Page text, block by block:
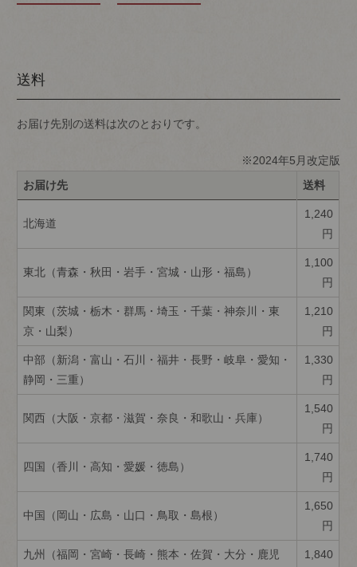
送料
お届け先別の送料は次のとおりです。
※2024年5月改定版
お届け先
送料
北海道
1,240
円
東北（青森・秋田・岩手・宮城・山形・福島）
1,100
円
関東（茨城・栃木・群馬・埼玉・千葉・神奈川・東
京・山梨）
1,210
円
中部（新潟・富山・石川・福井・長野・岐阜・愛知・
静岡・三重）
1,330
円
関西（大阪・京都・滋賀・奈良・和歌山・兵庫）
1,540
円
四国（香川・高知・愛媛・徳島）
1,740
円
中国（岡山・広島・山口・鳥取・島根）
1,650
円
九州（福岡・宮崎・長崎・熊本・佐賀・大分・鹿児
1,840